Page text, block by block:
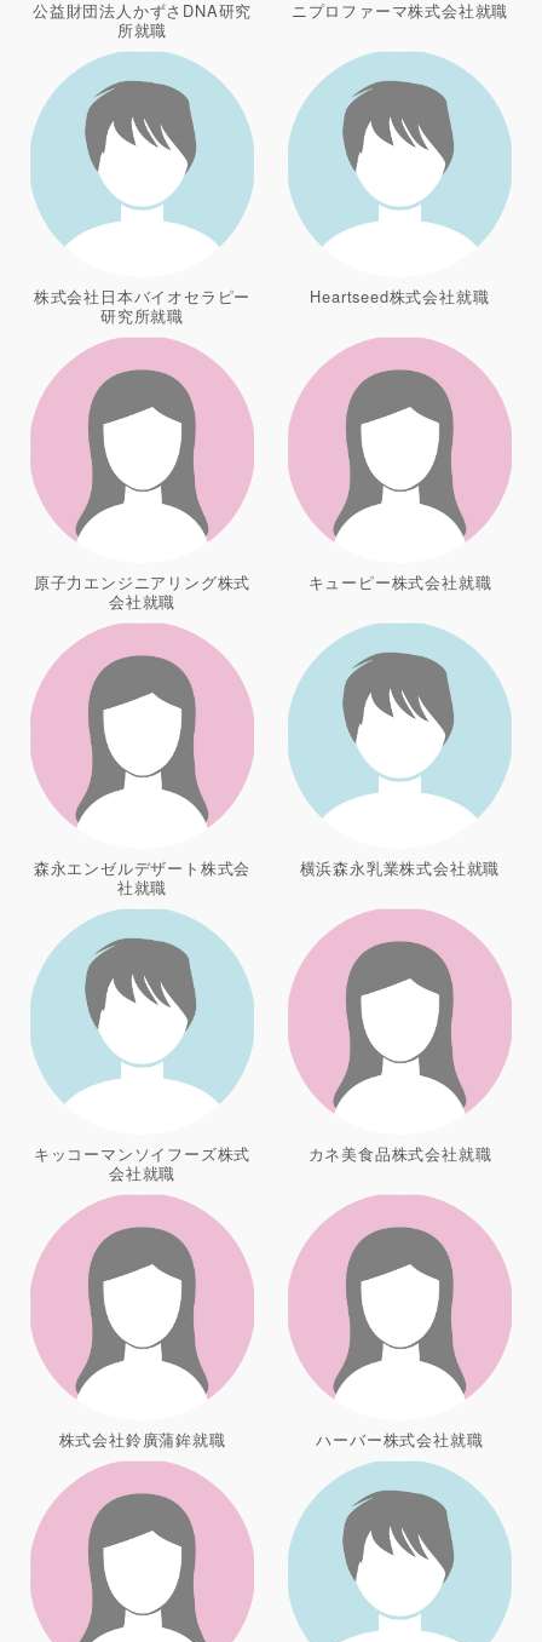
公益財団法人かずさDNA研究
所就職
ニプロファーマ株式会社就職
株式会社日本バイオセラピー
研究所就職
Heartseed株式会社就職
原子力エンジニアリング株式
会社就職
キューピー株式会社就職
森永エンゼルデザート株式会
社就職
横浜森永乳業株式会社就職
キッコーマンソイフーズ株式
会社就職
カネ美食品株式会社就職
株式会社鈴廣蒲鉾就職 ハーバー株式会社就職